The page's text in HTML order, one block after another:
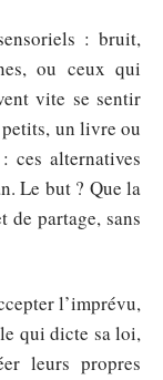
: bruit,
ou ceux qui
vite se sentir
un livre ou
ces alternatives
Le but ? Que la
de partage, sans
l’imprévu,
qui dicte sa loi,
leurs propres